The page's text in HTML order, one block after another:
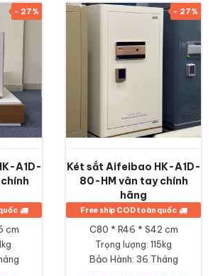
- 27%
A1D-
cm
- 27%
Két sắt Aifeibao HK-A1D-
80-HM vân tay chính
hãng
Free ship COD toàn quốc
C80 * R46 * S42 cm
Trọng lượng: 115kg
Bảo Hành: 36 Tháng